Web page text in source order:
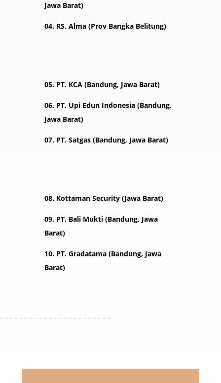
Jawa Barat)
04. RS. Alma (Prov Bangka Belitung)
05. PT. KCA (Bandung, Jawa Barat)
06. PT. Upi Edun Indonesia (Bandung,
Jawa Barat)
07. PT. Satgas (Bandung, Jawa Barat)
08. Kottaman Security (Jawa Barat)
09. PT. Bali Mukti (Bandung, Jawa
Barat)
10. PT. Gradatama (Bandung, Jawa
Barat)